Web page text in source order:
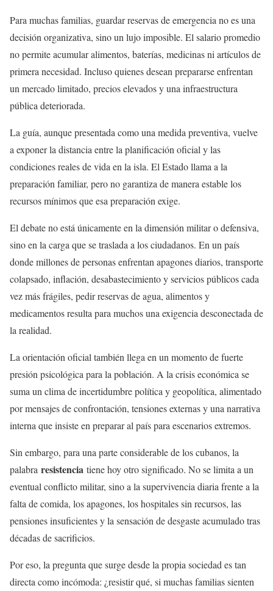
Para muchas familias, guardar reservas de emergencia no es una
decisión organizativa, sino un lujo imposible. El salario promedio
no permite acumular alimentos, baterías, medicinas ni artículos de
primera necesidad. Incluso quienes desean prepararse enfrentan
un mercado limitado, precios elevados y una infraestructura
pública deteriorada.
La guía, aunque presentada como una medida preventiva, vuelve
a exponer la distancia entre la planificación oficial y las
condiciones reales de vida en la isla. El Estado llama a la
preparación familiar, pero no garantiza de manera estable los
recursos mínimos que esa preparación exige.
El debate no está únicamente en la dimensión militar o defensiva,
sino en la carga que se traslada a los ciudadanos. En un país
donde millones de personas enfrentan apagones diarios, transporte
colapsado, inflación, desabastecimiento y servicios públicos cada
vez más frágiles, pedir reservas de agua, alimentos y
medicamentos resulta para muchos una exigencia desconectada de
la realidad.
La orientación oficial también llega en un momento de fuerte
presión psicológica para la población. A la crisis económica se
suma un clima de incertidumbre política y geopolítica, alimentado
por mensajes de confrontación, tensiones externas y una narrativa
interna que insiste en preparar al país para escenarios extremos.
Sin embargo, para una parte considerable de los cubanos, la
palabra resistencia tiene hoy otro significado. No se limita a un
eventual conflicto militar, sino a la supervivencia diaria frente a la
falta de comida, los apagones, los hospitales sin recursos, las
pensiones insuficientes y la sensación de desgaste acumulado tras
décadas de sacrificios.
Por eso, la pregunta que surge desde la propia sociedad es tan
directa como incómoda: ¿resistir qué, si muchas familias sienten